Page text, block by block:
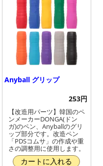
Anyball グリップ
253円
【改造用パーツ】韓国のペ
ンメーカーDONGA(ドン
ガ)のペン、Anyballのグリ
ップ部分です。改造ペン
「PDSコムサ」の作成や重
さの調整用に使用します。
カートに入れる